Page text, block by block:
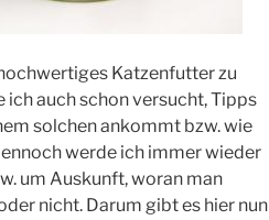
Katzenfutter zu
auch schon versucht, Tipps
solchen ankommt bzw. wie
werde ich immer wieder
um Auskunft, woran man
nicht. Darum gibt es hier nun